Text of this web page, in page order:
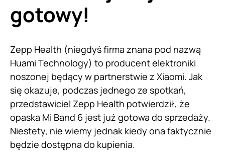
gotowy!
Zepp Health (niegdyś firma znana pod nazwą
Huami Technology) to producent elektroniki
noszonej będący w partnerstwie z Xiaomi. Jak
się okazuje, podczas jednego ze spotkań,
przedstawiciel Zepp Health potwierdził, że
opaska Mi Band 6 jest już gotowa do sprzedaży.
Niestety, nie wiemy jednak kiedy ona faktycznie
będzie dostępna do kupienia.